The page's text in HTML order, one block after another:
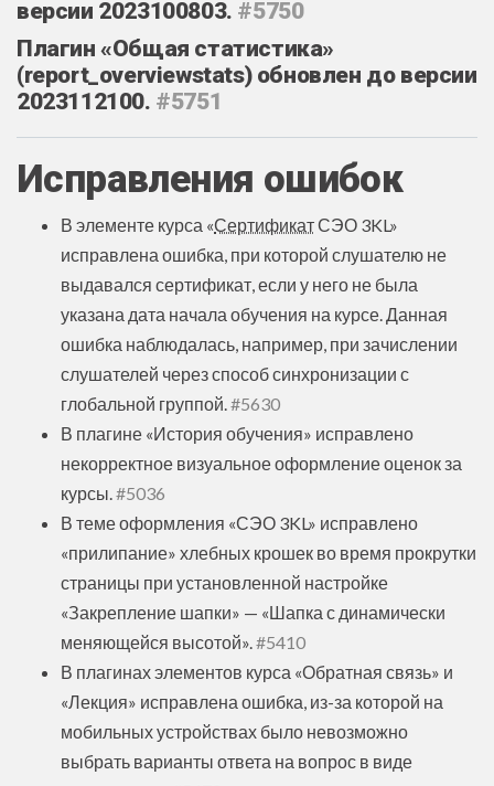
версии 2023100803. #5750
Плагин «Общая статистика»
(report_overviewstats) обновлен до версии
2023112100. #5751
Исправления ошибок
В элементе курса «СертификатСЭО 3KL»
исправлена ошибка, при которой слушателю не
выдавался сертификат, если у него не была
указана дата начала обучения на курсе. Данная
ошибка наблюдалась, например, при зачислении
слушателей через способ синхронизации с
глобальной группой. #5630
В плагине «История обучения» исправлено
некорректное визуальное оформление оценок за
курсы. #5036
В теме оформления «СЭО 3KL» исправлено
«прилипание» хлебных крошек во время прокрутки
страницы при установленной настройке
«Закрепление шапки» — «Шапка с динамически
меняющейся высотой». #5410
В плагинах элементов курса «Обратная связь» и
«Лекция» исправлена ошибка, из-за которой на
мобильных устройствах было невозможно
выбрать варианты ответа на вопрос в виде